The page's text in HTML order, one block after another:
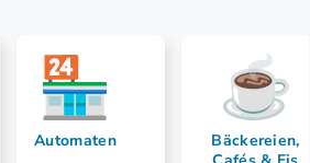
Automaten
Bäckereien,